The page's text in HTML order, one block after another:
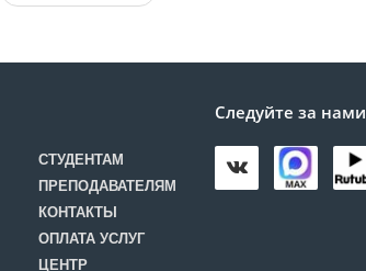
СТУДЕНТАМ
ПРЕПОДАВАТЕЛЯМ
КОНТАКТЫ
ОПЛАТА УСЛУГ
ЦЕНТР
Следуйте за нами